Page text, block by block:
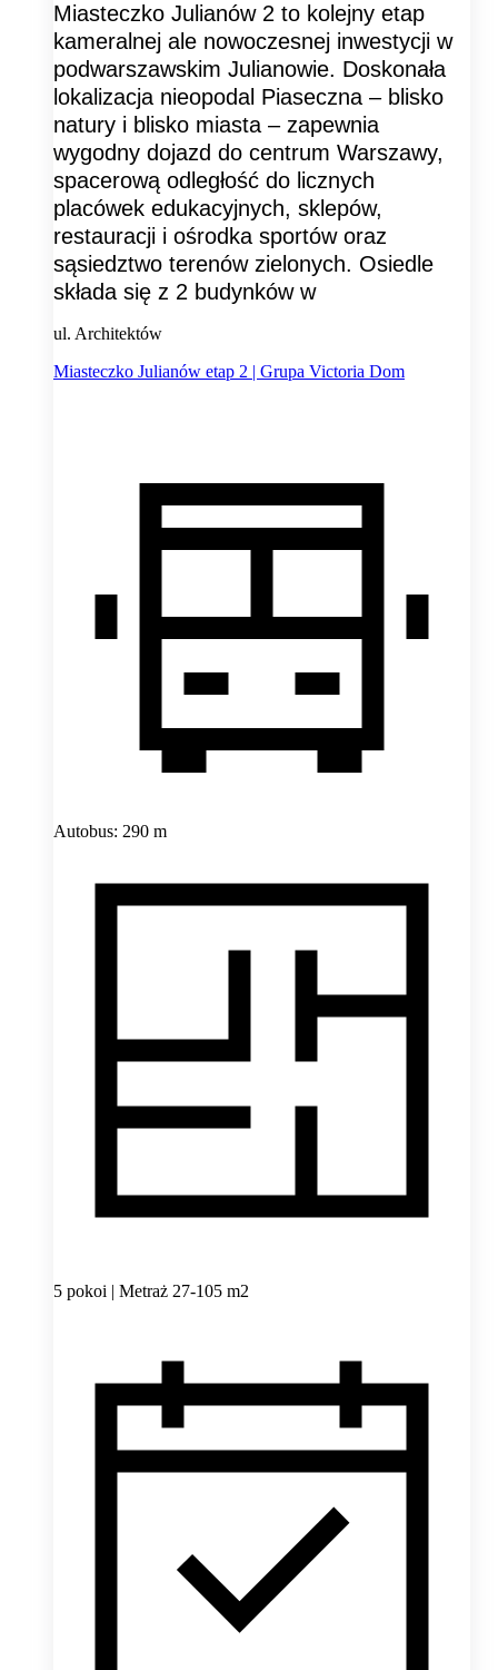
Miasteczko Julianów 2 to kolejny etap
kameralnej ale nowoczesnej inwestycji w
podwarszawskim Julianowie. Doskonała
lokalizacja nieopodal Piaseczna – blisko
natury i blisko miasta – zapewnia
wygodny dojazd do centrum Warszawy,
spacerową odległość do licznych
placówek edukacyjnych, sklepów,
restauracji i ośrodka sportów oraz
sąsiedztwo terenów zielonych. Osiedle
składa się z 2 budynków w
ul. Architektów
Miasteczko Julianów etap 2 | Grupa Victoria Dom
Autobus: 290 m
5 pokoi | Metraż 27-105 m2